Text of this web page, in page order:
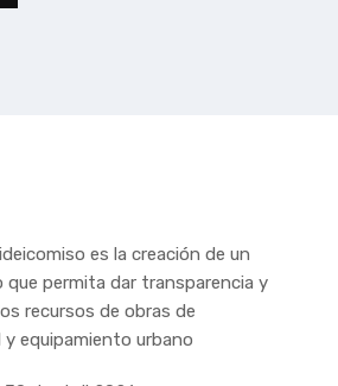
es la creación de un
permita dar transparencia y
recursos de obras de
equipamiento urbano